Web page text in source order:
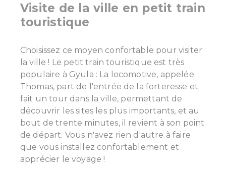
Visite de la ville en petit train
touristique
Choisissez ce moyen confortable pour visiter
la ville ! Le petit train touristique est très
populaire à Gyula : La locomotive, appelée
Thomas, part de l'entrée de la forteresse et
fait un tour dans la ville, permettant de
découvrir les sites les plus importants, et au
bout de trente minutes, il revient à son point
de départ. Vous n'avez rien d'autre à faire
que vous installez confortablement et
apprécier le voyage !